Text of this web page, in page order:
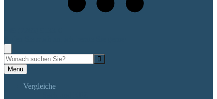
Menü
Vergleiche